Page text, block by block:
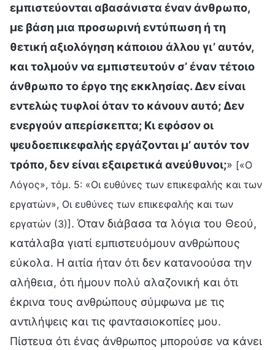
εμπιστεύονται αβασάνιστα έναν άνθρωπο,
με βάση μια προσωρινή εντύπωση ή τη
θετική αξιολόγηση κάποιου άλλου γι’ αυτόν,
και τολμούν να εμπιστευτούν σ’ έναν τέτοιο
άνθρωπο το έργο της εκκλησίας. Δεν είναι
εντελώς τυφλοί όταν το κάνουν αυτό; Δεν
ενεργούν απερίσκεπτα; Κι εφόσον οι
ψευδοεπικεφαλής εργάζονται μ’ αυτόν τον
τρόπο, δεν είναι εξαιρετικά ανεύθυνοι;» [«Ο
Λόγος», τόμ. 5: «Οι ευθύνες των επικεφαλής και των
εργατών», Οι ευθύνες των επικεφαλής και των
εργατών (3)]. Όταν διάβασα τα λόγια του Θεού,
κατάλαβα γιατί εμπιστευόμουν ανθρώπους
εύκολα. Η αιτία ήταν ότι δεν κατανοούσα την
αλήθεια, ότι ήμουν πολύ αλαζονική και ότι
έκρινα τους ανθρώπους σύμφωνα με τις
αντιλήψεις και τις φαντασιοκοπίες μου.
Πίστευα ότι ένας άνθρωπος μπορούσε να κάνει